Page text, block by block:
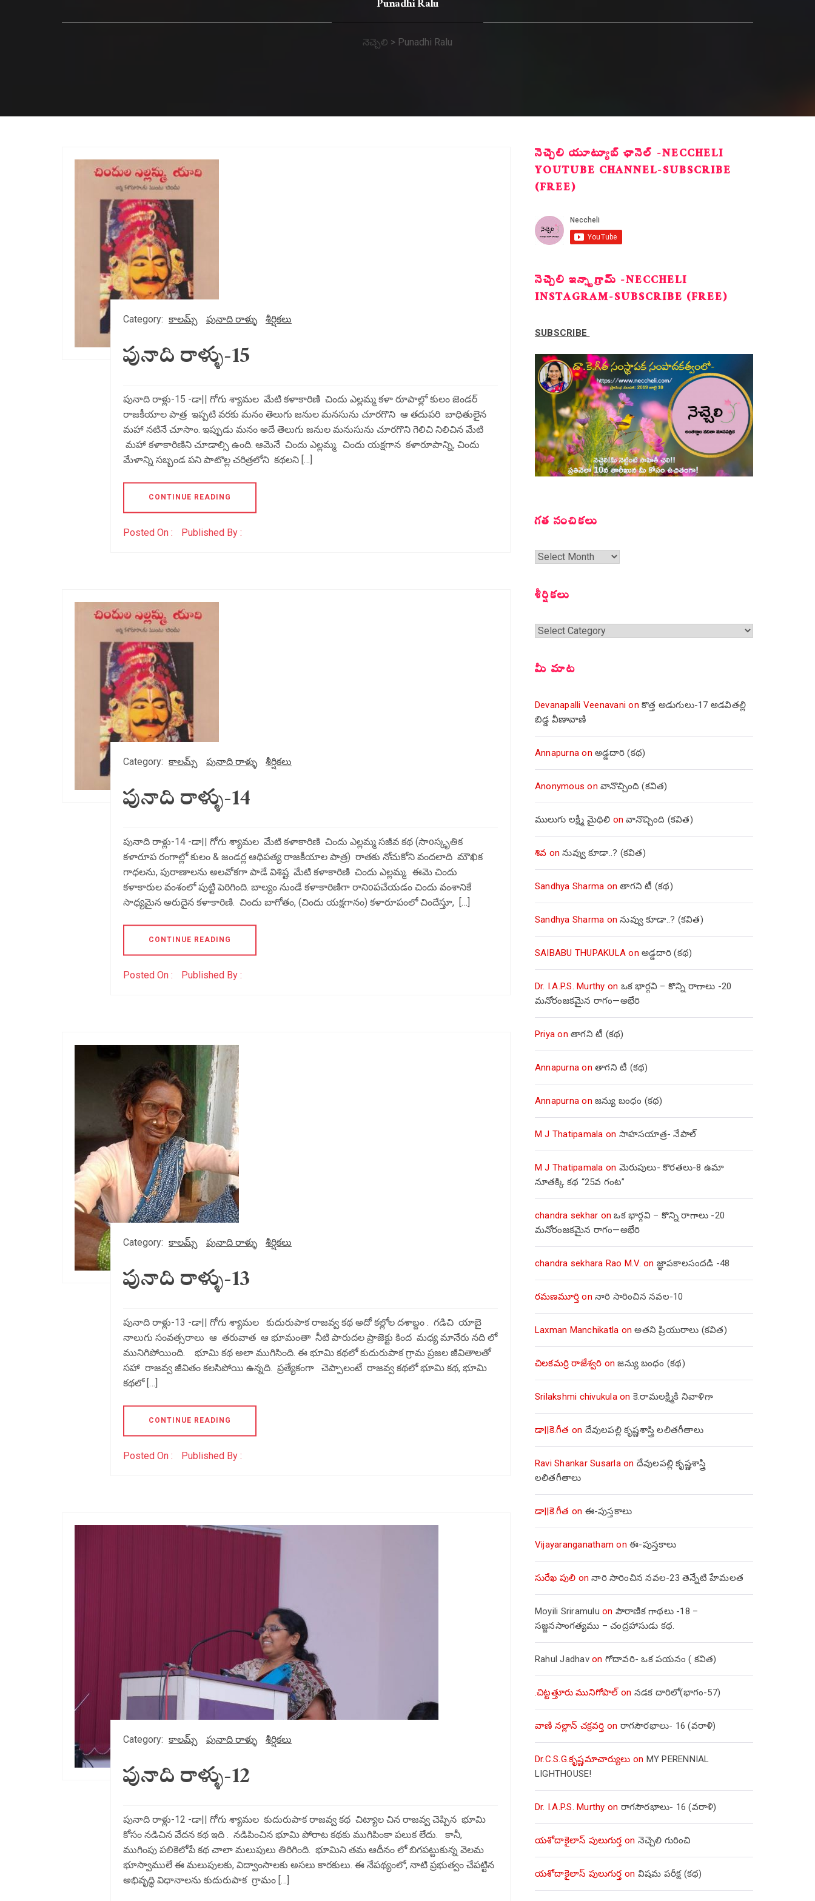
Punadhi Ralu
నెచ్చెలి > Punadhi Ralu
Category: కాలమ్స్ పునాది రాళ్ళు శీర్షికలు
పునాది రాళ్ళు-15
పునాది రాళ్లు-15 -డా|| గోగు శ్యామల మేటి కళాకారిణి చిందు ఎల్లమ్మ కళా రూపాల్లో కులం జెండర్
రాజకీయాల పాత్ర ఇప్పటి వరకు మనం తెలుగు జనుల మనసును చూరగొని ఆ తదుపరి బాధితులైన
మహా నటినే చూసాం. ఇప్పుడు మనం అదే తెలుగు జనుల మనుసును చూరగొని గెలిచి నిలిచిన మేటి
మహా కళాకారిణిని చూడాల్సి ఉంది. ఆమెనే చిందు ఎల్లమ్మ. చిందు యక్షగాన కళారూపాన్ని, చిందు
మేళాన్ని సబ్బండ పని పాటొల్ల చరిత్రలోని కథలని […]
CONTINUE READING
Posted On : Published By :
Category: కాలమ్స్ పునాది రాళ్ళు శీర్షికలు
పునాది రాళ్ళు-14
పునాది రాళ్లు-14 -డా|| గోగు శ్యామల మేటి కళాకారిణి చిందు ఎల్లమ్మ సజీవ కథ (సాoస్కృతిక
కళారూప రంగాల్లో కులం & జండర్ల ఆధిపత్య రాజకీయాల పాత్ర) రాతకు నోచుకోని వందలాది మౌఖిక
గాధలను, పురాణాలను అలవోకగా పాడే విశిష్ట మేటి కళాకారిణి చిందు ఎల్లమ్మ. ఈమె చిందు
కళాకారుల వంశంలో పుట్టి పెరిగింది. బాల్యం నుండే కళాకారిణిగా రానిoపచేయడం చిందు వంశానికే
సాధ్యమైన అరుదైన కళాకారిణి. చిందు బాగోతం, (చిందు యక్షగానం) కళారూపంలో చిందేస్తూ, […]
CONTINUE READING
Posted On : Published By :
Category: కాలమ్స్ పునాది రాళ్ళు శీర్షికలు
పునాది రాళ్ళు-13
పునాది రాళ్లు-13 -డా|| గోగు శ్యామల కుదురుపాక రాజవ్వ కథ అదో కల్లోల దశాబ్దం . గడిచి యాబై
నాలుగు సంవత్సరాలు ఆ తరువాత ఆ భూమంతా నీటి పారుదల ప్రాజెక్టు కింద మధ్య మానేరు నది లో
మునిగిపోయింది. భూమి కథ అలా ముగిసింది. ఈ భూమి కథలో కుదురుపాక గ్రామ ప్రజల జీవితాలతో
సహా రాజవ్వ జీవితం కలసిపోయి ఉన్నది. ప్రత్యేకంగా చెప్పాలంటే రాజవ్వ కథలో భూమి కథ, భూమి
కథలో […]
CONTINUE READING
Posted On : Published By :
Category: కాలమ్స్ పునాది రాళ్ళు శీర్షికలు
పునాది రాళ్ళు-12
పునాది రాళ్లు-12 -డా|| గోగు శ్యామల కుదురుపాక రాజవ్వ కథ చిట్యాల చిన రాజవ్వ చెప్పిన భూమి
కోసం నడిచిన వేదన కథ ఇది . నడిపించిన భూమి పోరాట కథకు ముగిపింకా పలుక లేదు. కానీ,
ముగింపు పలికెలోపే కథ చాలా మలుపులు తిరిగింది. భూమిని తమ ఆదీనం లో బిగపట్టుకున్న వెలమ
భూస్వాములే ఈ మలుపులకు, విద్వాంసాలకు అసలు కారకులు. ఈ నేపథ్యంలో, నాటి ప్రభుత్వం చేపట్టిన
అభివృద్ధి విధానాలను కుదురుపాక గ్రామం […]
నెచ్చెలి యూట్యూబ్ ఛానెల్ -NECCHELI
YOUTUBE CHANNEL-SUBSCRIBE
(FREE)
నెచ్చెలి ఇన్స్టాగ్రామ్ -NECCHELI
INSTAGRAM-SUBSCRIBE (FREE)
SUBSCRIBE
గత సంచికలు
గత
శీర్షికలు
శీర్షికలు
మీ మాట
Devanapalli Veenavani onకొత్త అడుగులు-17 అడవితల్లి
బిడ్డ వీణావాణి
Annapurna onఅడ్డదారి (కథ)
Anonymous onవానొచ్చింది (కవిత)
ములుగు లక్ష్మీ మైథిలి onవానొచ్చింది (కవిత)
శివ onనువ్వు కూడా..? (కవిత)
Sandhya Sharma onతాగని టీ (కథ)
Sandhya Sharma onనువ్వు కూడా..? (కవిత)
SAIBABU THUPAKULA onఅడ్డదారి (కథ)
Dr. I.A.P.S. Murthy on ఒక భార్గవి – కొన్ని రాగాలు -20
మనోరంజకమైన రాగం—అభేరి
Priya onతాగని టీ (కథ)
Annapurna onతాగని టీ (కథ)
Annapurna onజన్యు బంధం (కథ)
M J Thatipamala on సాహసయాత్ర- నేపాల్‌
M J Thatipamala on మెరుపులు- కొరతలు-8 ఉమా
నూతక్కి కథ “25వ గంట”
chandra sekhar onఒక భార్గవి – కొన్ని రాగాలు -20
మనోరంజకమైన రాగం—అభేరి
chandra sekhara Rao M.V. on జ్ఞాపకాలసందడి -48
రమణమూర్తి onనారి సారించిన నవల-10
Laxman Manchikatla onఅతని ప్రియురాలు (కవిత)
చిలకమర్రి రాజేశ్వరి onజన్యు బంధం (కథ)
Srilakshmi chivukulaon కె.రామలక్ష్మికి నివాళిగా
డా||కె.గీత on దేవులపల్లి కృష్ణశాస్త్రి లలితగీతాలు
Ravi Shankar Susarlaon దేవులపల్లి కృష్ణశాస్త్రి
లలితగీతాలు
డా||కె.గీత on ఈ-పుస్తకాలు
Vijayaranganatham onఈ-పుస్తకాలు
సురేఖ పులి onనారి సారించిన నవల-23 తెన్నేటి హేమలత
Moyili Sriramulu on పౌరాణిక గాథలు -18 –
సజ్జనసాంగత్యము – చంద్రహాసుడు కథ.
Rahul Jadhavon గోదావరి- ఒక పయనం ( కవిత)
.చిట్టత్తూరు మునిగోపాల్on నడక దారిలో(భాగం-57)
వాణి నల్లాన్ చక్రవర్తి on రాగసౌరభాలు- 16 (వరాళి)
Dr.C.S.G.కృష్ణమాచార్యులు on MY PERENNIAL
LIGHTHOUSE!
Dr. I.A.P.S. Murthy on రాగసౌరభాలు- 16 (వరాళి)
యశోదాకైలాస్ పులుగుర్త on నెచ్చెలి గురించి
యశోదాకైలాస్ పులుగుర్త on విషమ పరీక్ష (క‌థ‌)